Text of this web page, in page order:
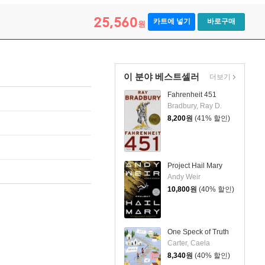
25,560원 카트에 넣기 바로구매
이 분야 베스트셀러
Fahrenheit 451
Bradbury, Ray D.
8,200원 (41% 할인)
Project Hail Mary
Andy Weir
10,800원 (40% 할인)
One Speck of Truth
Carter, Caela
8,340원 (40% 할인)
더보기